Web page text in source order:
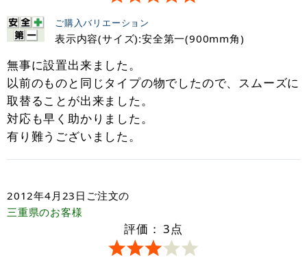
ご購入バリエーション
表示内容(サイズ):安全第一(900mm角)
無事に設置出来ました。
以前のものと同じタイプの物でしたので、スムーズに
取替ることが出来ました。
対応も早く助かりました。
有り難うございました。
2012年4月23日 ご注文の
三重県のお客様
評価： 3点